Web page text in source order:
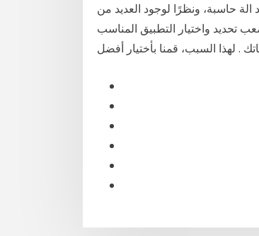
حاسبة، ونظرًا لوجود العديد من
تحديد واختيار التطبيق المناسب
. لهذا السبب، قمنا بأختيار أفضل